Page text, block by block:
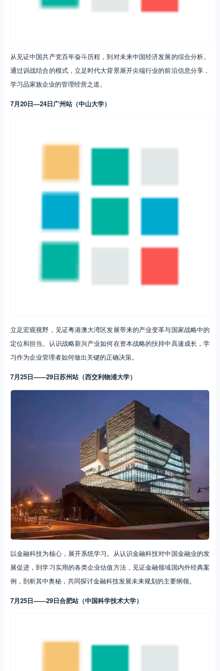
从见证中国共产党百年奋斗历程，到对未来中国经济发展的综合分析。
通过训战结合的模式，立足时代大背景展开尖端行业的前沿信息分享，
学习品家族企业的管理经营之道。
7月20日—24日广州站（中山大学）
立足宏观视野，见证粤港澳大湾区发展带来的产业变革与国家战略中的
定位和担当。认识战略新兴产业如何在资本战略的扶持中高速成长，学
习作为企业管理者如何做出关键的正确决策。
7月25日——29日苏州站（西交利物浦大学）
以金融科技为核心，展开系统学习。从认识金融科技对中国金融业的发
展促进，到学习实用的各类企业估值方法，见证金融领域国内外经典案
例，剖析其中奥秘，共同探讨金融科技发展未来规划的主要纲领。
7月25日——29日合肥站（中国科学技术大学）